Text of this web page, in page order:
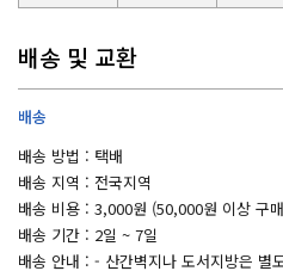
배송 및 교환
배송
배송 방법 : 택배
배송 지역 : 전국지역
배송 비용 : 3,000원 (50,000원 이상 구
배송 기간 : 2일 ~ 7일
배송 안내 : - 산간벽지나 도서지방은 별